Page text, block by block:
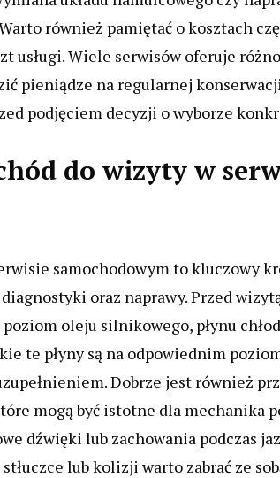
również pamiętać o kosztach
usługi. Wiele serwisów oferuje
pieniądze na regularnej
podjęciem decyzji o wyborze
do wizyty w
samochodowym to kluczowy
oraz naprawy. Przed
oleju silnikowego, płynu
te płyny są na odpowiednim
Dobrze jest również
mogą być istotne dla mechanika
dźwięki lub zachowania podczas
lub kolizji warto zabrać ze